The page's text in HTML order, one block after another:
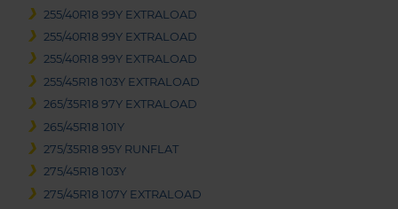
255/40R18 99Y EXTRALOAD
255/40R18 99Y EXTRALOAD
255/40R18 99Y EXTRALOAD
255/45R18 103Y EXTRALOAD
265/35R18 97Y EXTRALOAD
265/45R18 101Y
275/35R18 95Y RUNFLAT
275/45R18 103Y
275/45R18 107Y EXTRALOAD